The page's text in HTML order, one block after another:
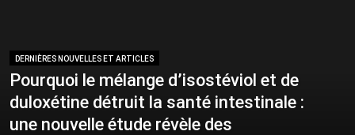
DERNIÈRES NOUVELLES ET ARTICLES
Pourquoi le mélange d’isostéviol et de
duloxétine détruit la santé intestinale :
une nouvelle étude révèle des